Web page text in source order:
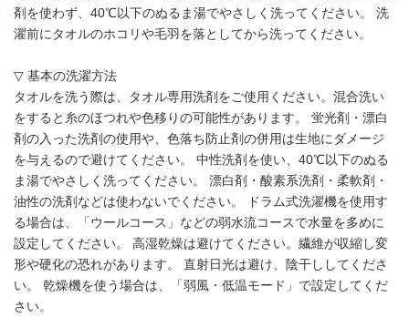
剤を使わず、40℃以下のぬるま湯でやさしく洗ってください。 洗
濯前にタオルのホコリや毛羽を落としてから洗ってください。
▽ 基本の洗濯方法
タオルを洗う際は、タオル専用洗剤をご使用ください。混合洗い
をすると糸のほつれや色移りの可能性があります。 蛍光剤・漂白
剤の入った洗剤の使用や、色落ち防止剤の併用は生地にダメージ
を与えるので避けてください。 中性洗剤を使い、40℃以下のぬる
ま湯でやさしく洗ってください。 漂白剤・酸素系洗剤・柔軟剤・
油性の洗剤などは使わないでください。 ドラム式洗濯機を使用す
る場合は、「ウールコース」などの弱水流コースで水量を多めに
設定してください。 高湿乾燥は避けてください。繊維が収縮し変
形や硬化の恐れがあります。 直射日光は避け、陰干ししてくださ
い。 乾燥機を使う場合は、「弱風・低温モード」で設定してくだ
さい。